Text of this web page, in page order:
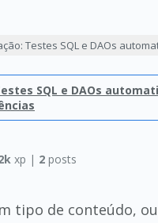
Testes SQL e DAOs
SQL e DAOs
xp | 2 posts
tipo de conteúdo,